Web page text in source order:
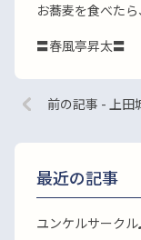
お蕎麦を食べた
〓春風亭昇太〓
前の記事 - 上田
最近の記事
ユンケルサーク